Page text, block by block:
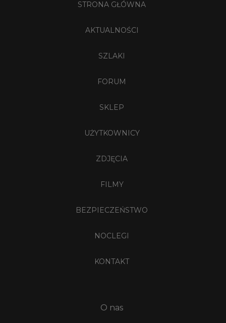
STRONA GŁÓWNA
AKTUALNOŚCI
SZLAKI
FORUM
SKLEP
UŻYTKOWNICY
ZDJĘCIA
FILMY
BEZPIECZEŃSTWO
NOCLEGI
KONTAKT
O nas